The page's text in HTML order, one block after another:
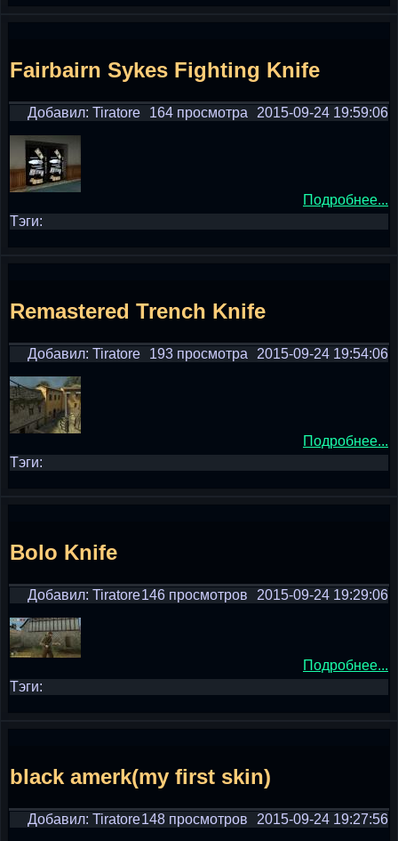
Fairbairn Sykes Fighting Knife
Добавил: Tiratore 2015-09-24 19:59:06
164 просмотра
Подробнее...
Тэги:
Remastered Trench Knife
Добавил: Tiratore 2015-09-24 19:54:06
193 просмотра
Подробнее...
Тэги:
Bolo Knife
Добавил: Tiratore 2015-09-24 19:29:06
146 просмотров
Подробнее...
Тэги:
black amerk(my first skin)
Добавил: Tiratore 2015-09-24 19:27:56
148 просмотров